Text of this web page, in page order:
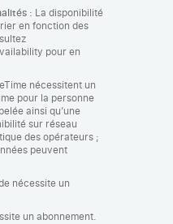
: La disponibilité
en fonction des
pour en
nécessitent un
pour la personne
ainsi qu’une
sur réseau
des opérateurs ;
peuvent
nécessite un
un abonnement.